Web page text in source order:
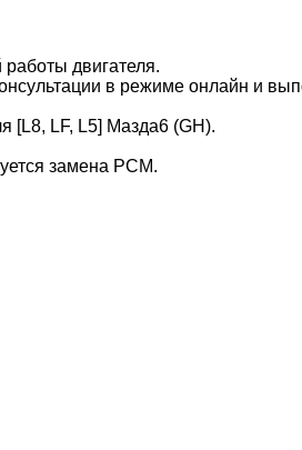
двигателя.
в режиме онлайн и
[L8, LF, L5] Мазда6 (GH).
замена PCM.